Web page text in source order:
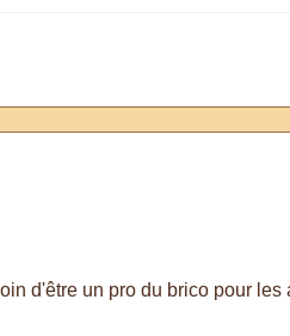
d'être un pro du brico pour les